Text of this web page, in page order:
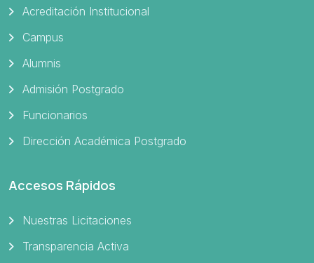
Acreditación Institucional
Campus
Alumnis
Admisión Postgrado
Funcionarios
Dirección Académica Postgrado
Accesos Rápidos
Nuestras Licitaciones
Transparencia Activa